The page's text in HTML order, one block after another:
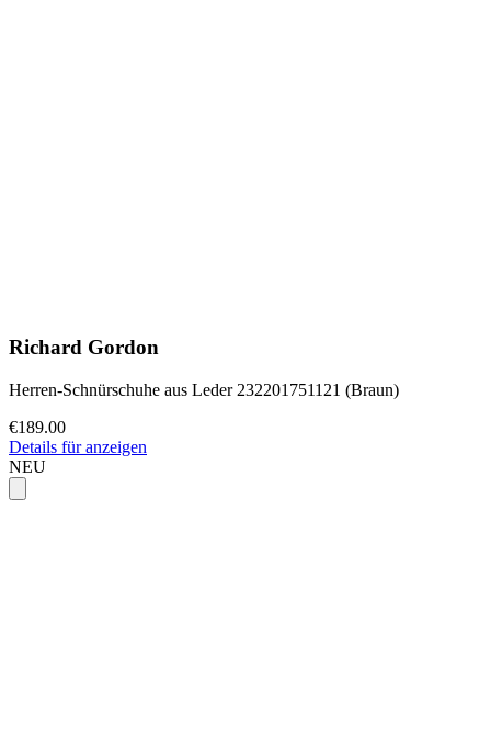
Richard Gordon
Herren-Schnürschuhe aus Leder 232201751121 (Braun)
€189.00
Details für anzeigen
NEU